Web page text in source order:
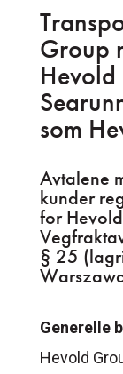
Group
som
Avtalene
kunder
for
§ 25
Generelle
Hevold